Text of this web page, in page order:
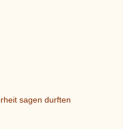
sagen durften